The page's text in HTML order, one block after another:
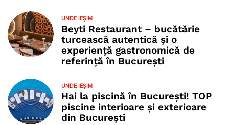
UNDE IEȘIM
Beyti Restaurant – bucătărie
turcească autentică și o
experiență gastronomică de
referință în București
UNDE IEȘIM
Hai la piscină în București! TOP
piscine interioare și exterioare
din București